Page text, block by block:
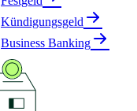
Kündigungsgeld
Business Banking